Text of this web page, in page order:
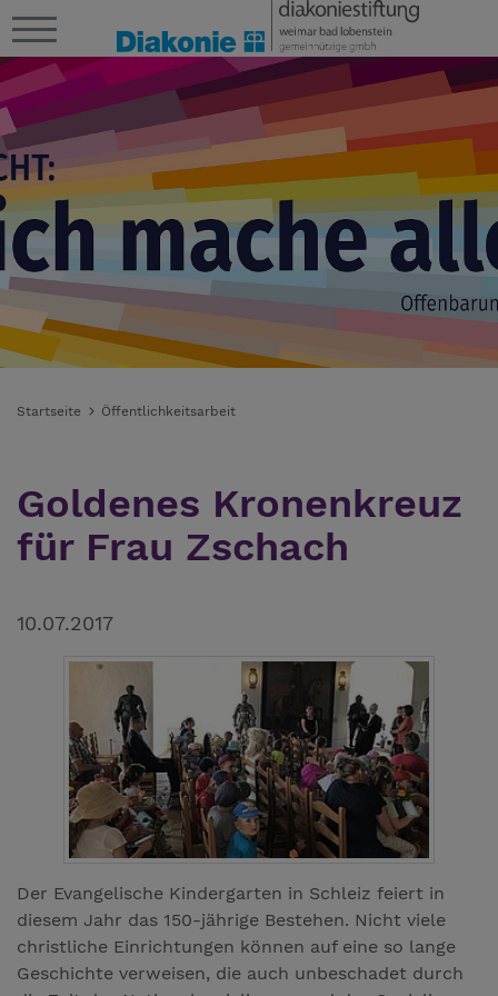
Startseite Öffentlichkeitsarbeit
Goldenes Kronenkreuz
für Frau Zschach
10.07.2017
Der Evangelische Kindergarten in Schleiz feiert in
diesem Jahr das 150-jährige Bestehen. Nicht viele
christliche Einrichtungen können auf eine so lange
Geschichte verweisen, die auch unbeschadet durch